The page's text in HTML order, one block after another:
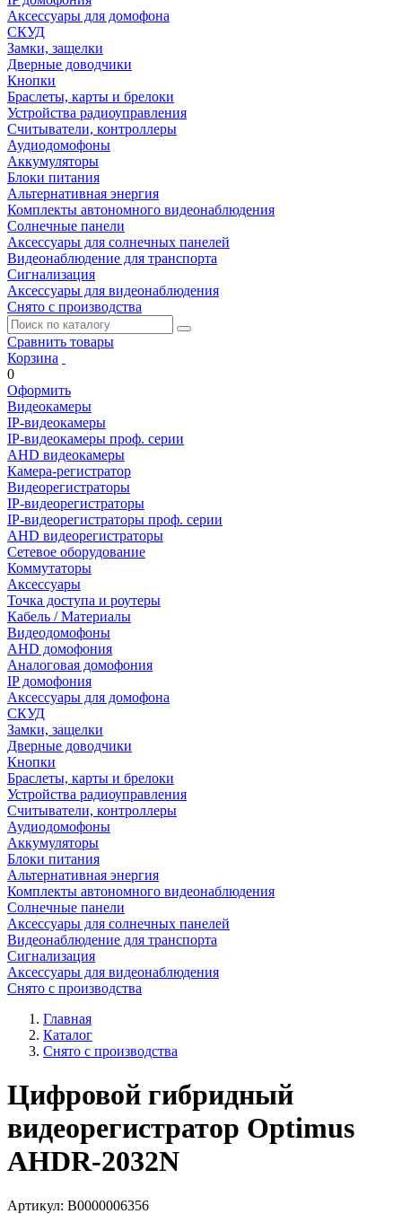
Аксессуары для домофона
СКУД
Замки, защелки
Дверные доводчики
Кнопки
Браслеты, карты и брелоки
Устройства радиоуправления
Считыватели, контроллеры
Аудиодомофоны
Аккумуляторы
Блоки питания
Альтернативная энергия
Комплекты автономного видеонаблюдения
Солнечные панели
Аксессуары для солнечных панелей
Видеонаблюдение для транспорта
Сигнализация
Аксессуары для видеонаблюдения
Снято с производства
Сравнить товары
Корзина
0
Оформить
Видеокамеры
IP-видеокамеры
IP-видеокамеры проф. серии
AHD видеокамеры
Камера-регистратор
Видеорегистраторы
IP-видеорегистраторы
IP-видеорегистраторы проф. серии
AHD видеорегистраторы
Сетевое оборудование
Коммутаторы
Аксессуары
Точка доступа и роутеры
Кабель / Материалы
Видеодомофоны
AHD домофония
Аналоговая домофония
IP домофония
Аксессуары для домофона
СКУД
Замки, защелки
Дверные доводчики
Кнопки
Браслеты, карты и брелоки
Устройства радиоуправления
Считыватели, контроллеры
Аудиодомофоны
Аккумуляторы
Блоки питания
Альтернативная энергия
Комплекты автономного видеонаблюдения
Солнечные панели
Аксессуары для солнечных панелей
Видеонаблюдение для транспорта
Сигнализация
Аксессуары для видеонаблюдения
Снято с производства
Главная
Каталог
Снято с производства
Цифровой гибридный
видеорегистратор Optimus
AHDR-2032N
Артикул: В0000006356